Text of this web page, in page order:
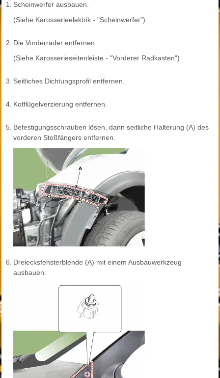
1. Scheinwerfer ausbauen.
(Siehe Karosserieelektrik - "Scheinwerfer")
2. Die Vorderräder entfernen.
(Siehe Karosserieseitenleiste - "Vorderer Radkasten")
3. Seitliches Dichtungsprofil entfernen.
4. Kotflügelverzierung entfernen.
5. Befestigungsschrauben lösen, dann seitliche Halterung (A) des
vorderen Stoßfängers entfernen.
6. Dreiecksfensterblende (A) mit einem Ausbauwerkzeug
ausbauen.